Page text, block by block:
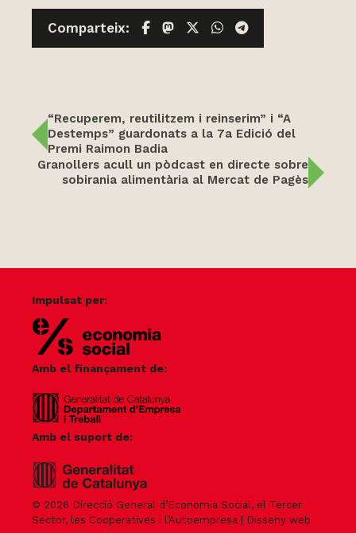
Comparteix: Facebook
MastodonWhatsApp
Telegram
“Recuperem, reutilitzem i reinserim” i “A
Destemps” guardonats a la 7a Edició del
Premi Raimon Badia
Granollers acull un pòdcast en directe sobre
sobirania alimentària al Mercat de Pagès
Impulsat per:
Amb el finançament de:
Amb el suport de:
© 2026 Direcció General d’Economia Social, el Tercer
Sector, les Cooperatives i l’Autoempresa |
Disseny web